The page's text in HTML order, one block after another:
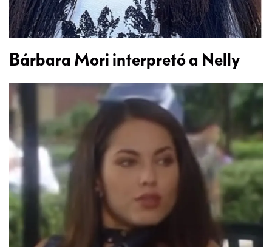
Bárbara Mori interpretó a Nelly